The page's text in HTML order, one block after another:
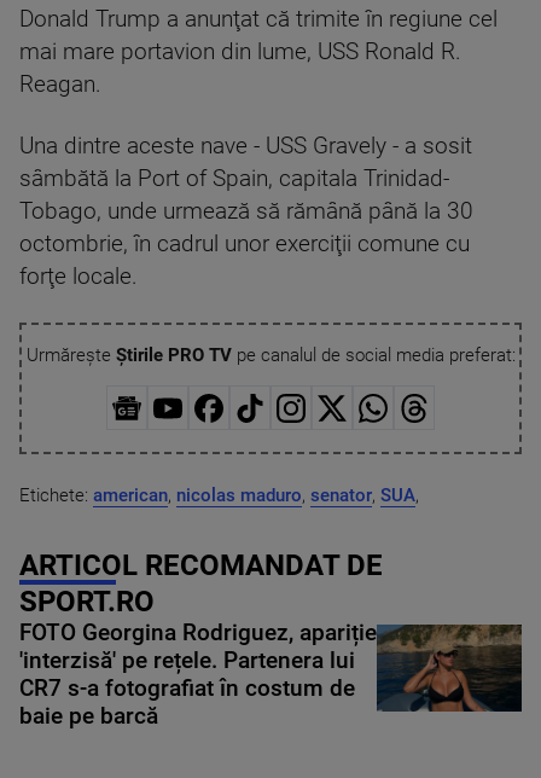
Donald Trump a anunţat că trimite în regiune cel
mai mare portavion din lume, USS Ronald R.
Reagan.
Una dintre aceste nave - USS Gravely - a sosit
sâmbătă la Port of Spain, capitala Trinidad-
Tobago, unde urmează să rămână până la 30
octombrie, în cadrul unor exerciţii comune cu
forţe locale.
Urmărește Știrile PRO TVpe canalul de social media preferat:
Etichete: american, nicolas maduro, senator, SUA,
ARTICOL RECOMANDAT DE
SPORT.RO
FOTO Georgina Rodriguez, apariție
'interzisă' pe rețele. Partenera lui
CR7 s-a fotografiat în costum de
baie pe barcă